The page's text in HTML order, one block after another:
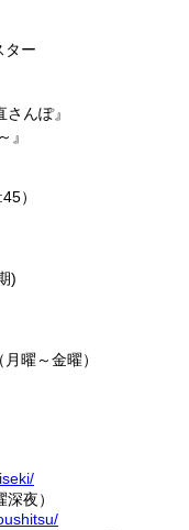
ター
んぽ』
』
）
)
曜～金曜）
eki/
夜）
shitsu/